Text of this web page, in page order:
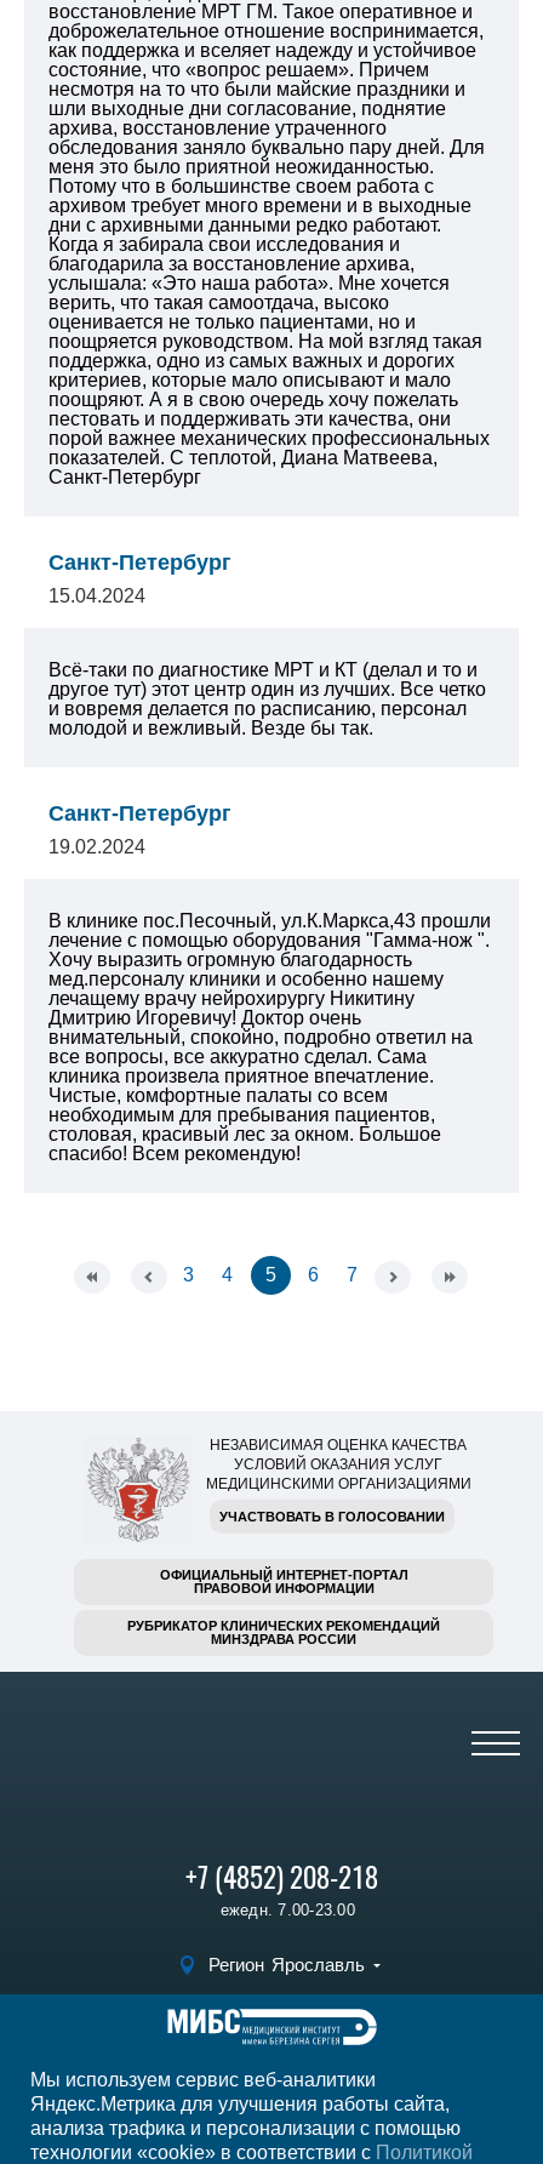
восстановление МРТ ГМ. Такое оперативное и
доброжелательное отношение воспринимается,
как поддержка и вселяет надежду и устойчивое
состояние, что «вопрос решаем». Причем
несмотря на то что были майские праздники и
шли выходные дни согласование, поднятие
архива, восстановление утраченного
обследования заняло буквально пару дней. Для
меня это было приятной неожиданностью.
Потому что в большинстве своем работа с
архивом требует много времени и в выходные
дни с архивными данными редко работают.
Когда я забирала свои исследования и
благодарила за восстановление архива,
услышала: «Это наша работа». Мне хочется
верить, что такая самоотдача, высоко
оценивается не только пациентами, но и
поощряется руководством. На мой взгляд такая
поддержка, одно из самых важных и дорогих
критериев, которые мало описывают и мало
поощряют. А я в свою очередь хочу пожелать
пестовать и поддерживать эти качества, они
порой важнее механических профессиональных
показателей. С теплотой, Диана Матвеева,
Санкт-Петербург
Санкт-Петербург
15.04.2024
Всё-таки по диагностике МРТ и КТ (делал и то и
другое тут) этот центр один из лучших. Все четко
и вовремя делается по расписанию, персонал
молодой и вежливый. Везде бы так.
Санкт-Петербург
19.02.2024
В клинике пос.Песочный, ул.К.Маркса,43 прошли
лечение с помощью оборудования "Гамма-нож ".
Хочу выразить огромную благодарность
мед.персоналу клиники и особенно нашему
лечащему врачу нейрохирургу Никитину
Дмитрию Игоревичу! Доктор очень
внимательный, спокойно, подробно ответил на
все вопросы, все аккуратно сделал. Сама
клиника произвела приятное впечатление.
Чистые, комфортные палаты со всем
необходимым для пребывания пациентов,
столовая, красивый лес за окном. Большое
спасибо! Всем рекомендую!
3 4 5 6 7
НЕЗАВИСИМАЯ ОЦЕНКА КАЧЕСТВА
УСЛОВИЙ ОКАЗАНИЯ УСЛУГ
МЕДИЦИНСКИМИ ОРГАНИЗАЦИЯМИ
УЧАСТВОВАТЬ В ГОЛОСОВАНИИ
ОФИЦИАЛЬНЫЙ ИНТЕРНЕТ-ПОРТАЛ
ПРАВОВОЙ ИНФОРМАЦИИ
РУБРИКАТОР КЛИНИЧЕСКИХ РЕКОМЕНДАЦИЙ
МИНЗДРАВА РОССИИ
+7 (4852) 208-218
ежедн. 7.00-23.00
Регион Ярославль
Записаться на
прием
Мы в социальных сетях
Мы используем сервис веб-аналитики
Яндекс.Метрика для улучшения работы сайта,
анализа трафика и персонализации с помощью
технологии «cookie» в соответствии с Политикой